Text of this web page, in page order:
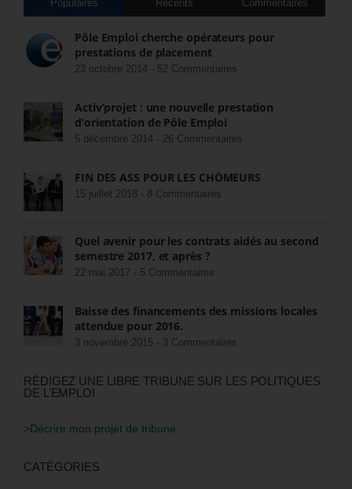
Populaires Récents Commentaires
Pôle Emploi cherche opérateurs pour
prestations de placement
23 octobre 2014 - 52 Commentaires
Activ’projet : une nouvelle prestation
d’orientation de Pôle Emploi
5 décembre 2014 - 26 Commentaires
FIN DES ASS POUR LES CHÔMEURS
15 juillet 2018 - 8 Commentaires
Quel avenir pour les contrats aidés au second
semestre 2017, et après ?
22 mai 2017 - 5 Commentaires
Baisse des financements des missions locales
attendue pour 2016.
3 novembre 2015 - 3 Commentaires
RÉDIGEZ UNE LIBRE TRIBUNE SUR LES POLITIQUES
DE L’EMPLOI
>Décrire mon projet de tribune
CATÉGORIES